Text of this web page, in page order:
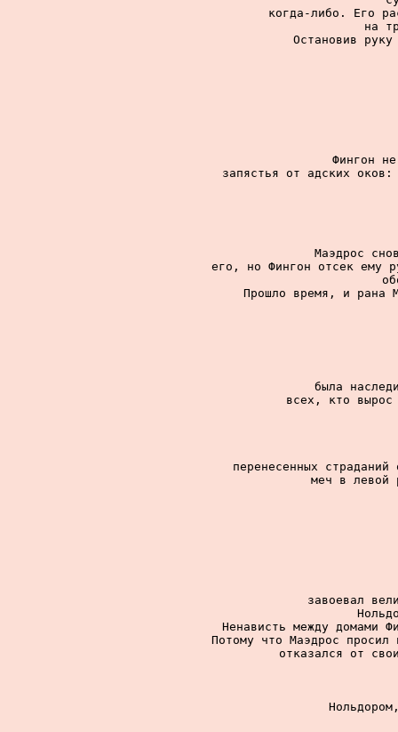
когда-либо. Его
на
Остановив
Фингон
запястья от адских
Маэдрос
его, но Фингон отсек ему
Прошло время, и рана
была
всех, кто
перенесенных
меч в левой
завоевал
Ненависть между домами
Потому что Маэдрос просил
отказался от